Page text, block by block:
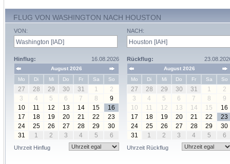
FLUG VON WASHINGTON NACH HOUSTON
VON:
Hinflug: 16.08.2026
August 2026
Mo
Di Mi Do Fr Sa So
27 28 29 30 31 1
2
3
4 5 6 7 8
9
10
11 12 13 14 15
16
17
18 19 20 21 22
23
24
25 26 27 28 29
30
31
1 2 3 4 5 6
Uhrzeit Hinflug
NACH:
Rückflug:
August 2026
Mo
Di Mi Do Fr Sa So
27 28 29 30 31 1
2
3
4 5 6 7 8
9
10
11 12 13 14 15
16
17
18 19 20 21 22
23
24
25 26 27 28 29
30
31
1 2 3 4 5 6
Uhrzeit Rückflug